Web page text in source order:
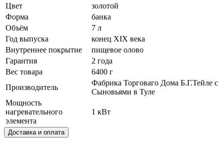
Цвет
золотой
Форма
банка
Объём
7 л
Год выпуска
конец XIX века
Внутреннее покрытие
пищевое олово
Гарантия
2 года
Вес товара
6400 г
Производитель
Фабрика Торговаго Дома Б.Г.Тейле с
Сыновьями в Туле
Мощность
нагревательного
элемента
1 кВт
Доставка и оплата